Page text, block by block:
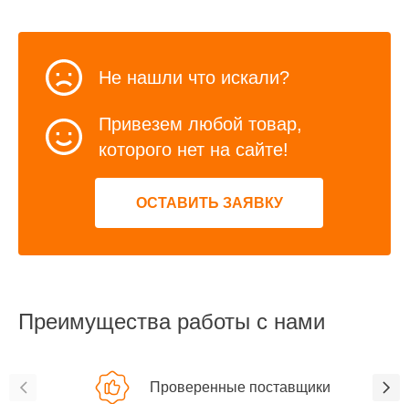
Не нашли что искали?
Привезем любой товар,
которого нет на сайте!
ОСТАВИТЬ ЗАЯВКУ
Преимущества работы с нами
Проверенные поставщики